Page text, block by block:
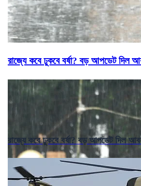
রাজ্যে কবে ঢুকবে বর্ষা? বড় আপডেট দিল
রাজ্যে কবে ঢুকবে বর্ষা? বড় আপডেট দিল